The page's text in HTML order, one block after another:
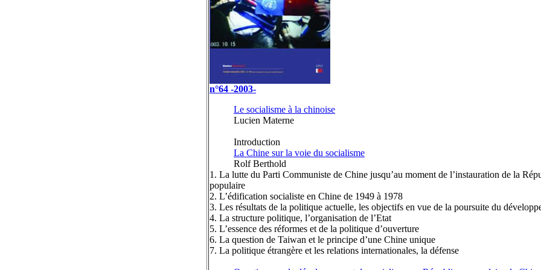
n°64 -2003-
Le socialisme à la chinoise
Lucien Materne
Introduction
La Chine sur la voie du socialisme
Rolf Berthold
1. La lutte du Parti Communiste de Chine jusqu’au moment de l’instauration de la
populaire
2. L’édification socialiste en Chine de 1949 à 1978
3. Les résultats de la politique actuelle, les objectifs en vue de la poursuite du
4. La structure politique, l’organisation de l’Etat
5. L’essence des réformes et de la politique d’ouverture
6. La question de Taiwan et le principe d’une Chine unique
7. La politique étrangère et les relations internationales, la défense